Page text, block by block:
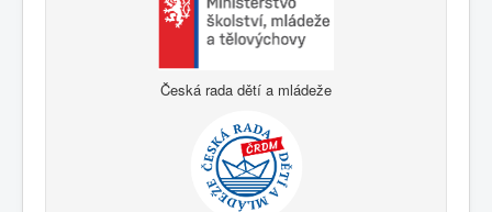
Česká rada dětí a mládeže